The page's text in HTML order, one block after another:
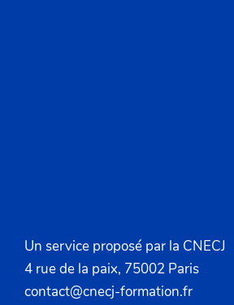
Un service proposé par la CNECJ
4 rue de la paix, 75002 Paris
contact@cnecj-formation.fr